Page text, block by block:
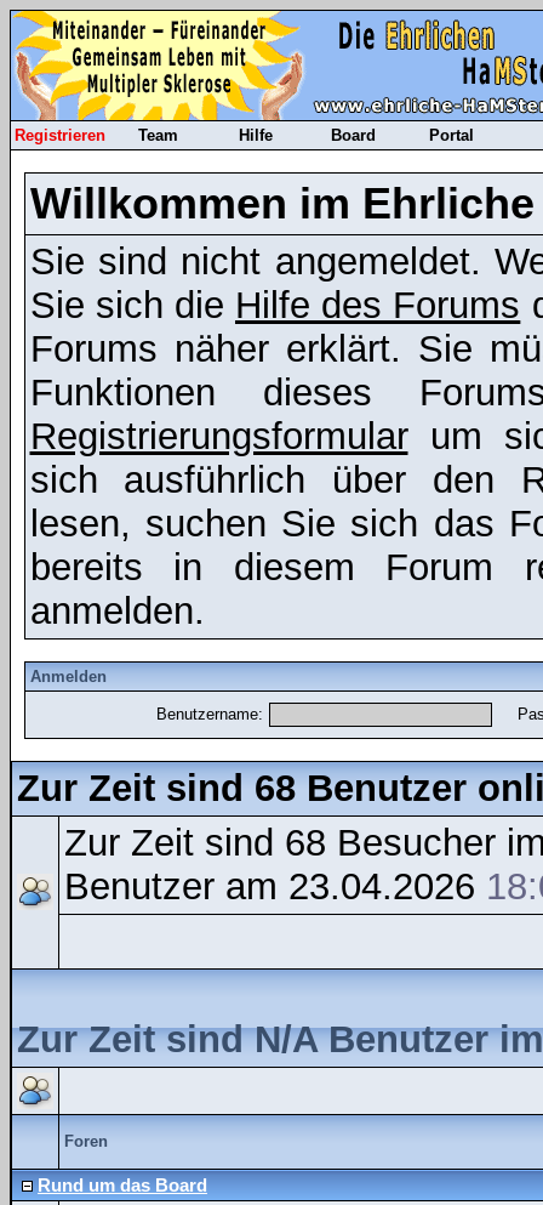
Registrieren Team Hilfe Board Portal
Willkommen im
Sie sind nicht angemeldet.
Sie sich die Hilfe des Forums
Forums näher erklärt. Sie
Funktionen dieses
Registrierungsformularum
sich ausführlich über den
lesen, suchen Sie sich das
bereits in diesem Forum
anmelden.
Anmelden
Benutzername:
Zur Zeit sind 68 Benutzer
Zur Zeit sind 68 Besucher
Benutzer am 23.04.2026
Zur Zeit sind N/A Benutzer
Foren
Rund um das Board